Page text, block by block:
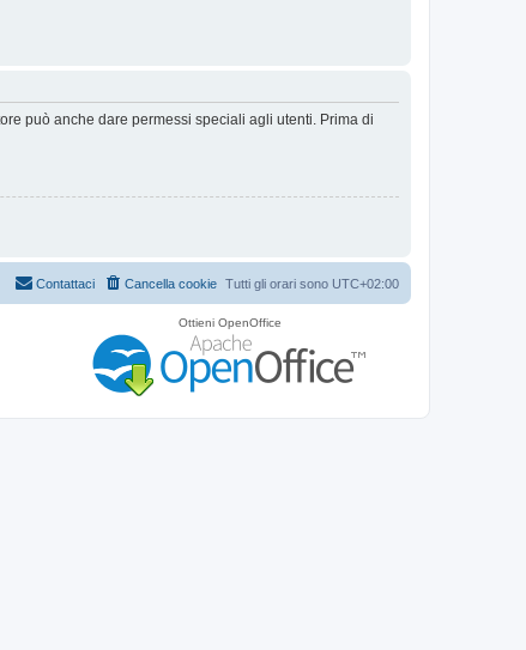
può anche dare permessi speciali agli utenti. Prima di
Tutti gli orari sono UTC+02:00
Cancella cookie
Contattaci
Ottieni OpenOffice